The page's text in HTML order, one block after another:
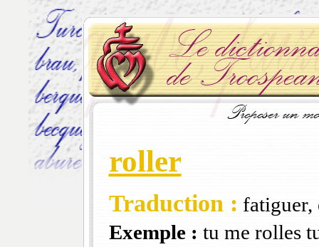
roller
Traduction : fatiguer,
Exemple : tu me rolles